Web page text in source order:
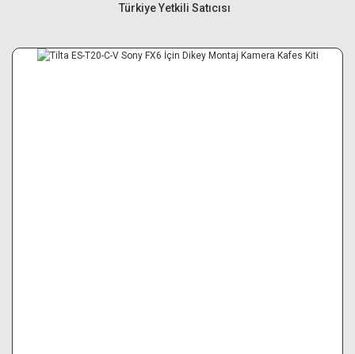
Türkiye Yetkili Satıcısı